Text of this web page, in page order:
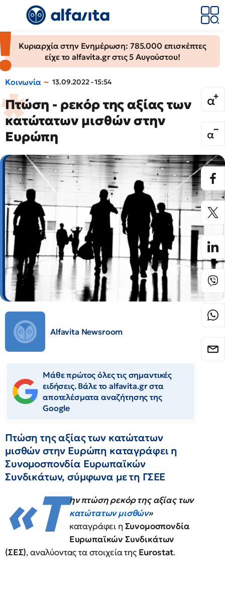
Κυριαρχία στην Ενημέρωση: 785.000 επισκέπτες
είχε το alfavita.gr στις 5 Αυγούστου!
Κοινωνία 13.09.2022 - 15:54
Πτώση - ρεκόρ της αξίας των
κατώτατων μισθών στην
Ευρώπη
Alfavita Newsroom
Μάθε πρώτος όλες τις σημαντικές
ειδήσεις. Βάλε το alfavita.gr στα
αποτελέσματα αναζήτησης της
Google
Πτώση της αξίας των κατώτατων
μισθών στην Ευρώπη καταγράφει η
Συνομοσπονδία Ευρωπαϊκών
Συνδικάτων, σύμφωνα με τη ΓΣΕΕ
«Τ ην πτώση ρεκόρ της αξίας των
κατώτατων μισθών»
καταγράφει η Συνομοσπονδία
Ευρωπαϊκών Συνδικάτων
(ΣΕΣ), αναλύοντας τα στοιχεία της Εurostat.